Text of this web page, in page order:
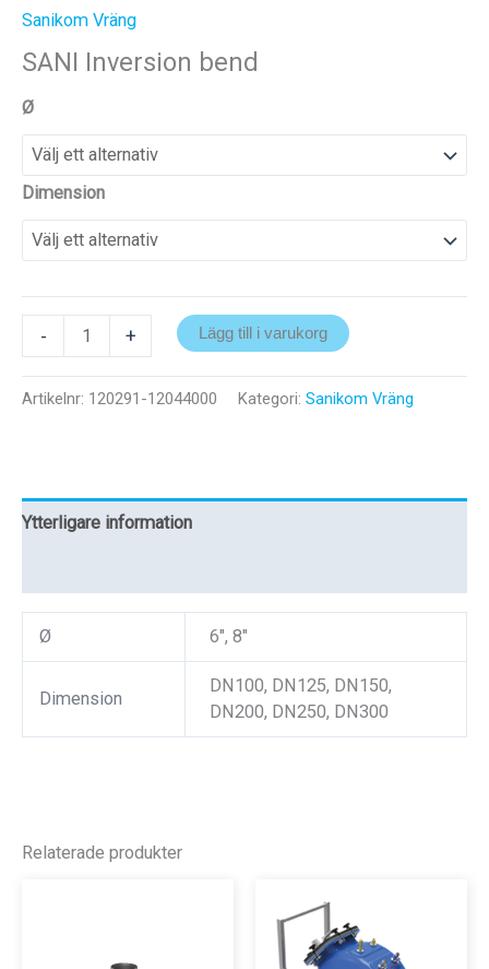
Sanikom Vräng
SANI Inversion bend
Ø
Dimension
-
Inversion
bend
+ Lägg till i varukorg
Artikelnr: 120291-12044000 Kategori: Sanikom Vräng
Ytterligare information
Ø 6", 8"
Dimension
DN100, DN125, DN150,
DN200, DN250, DN300
Relaterade produkter